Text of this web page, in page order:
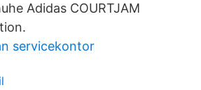
Adidas COURTJAM
servicekontor